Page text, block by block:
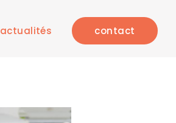
actualités contact